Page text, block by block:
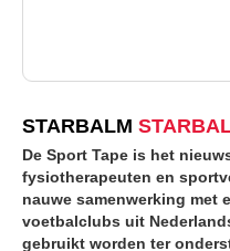
STARBALM
De Sport Tape is het
fysiotherapeuten en
nauwe samenwerking met
voetbalclubs uit
gebruikt worden ter